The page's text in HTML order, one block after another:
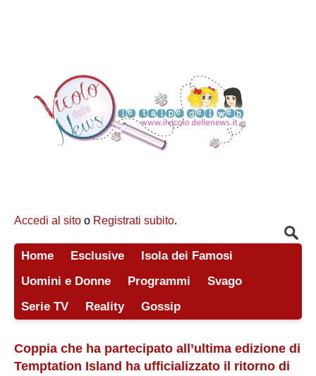
Accedi al sito o Registrati subito.
Home Esclusive
Isola dei Famosi
Uomini e Donne
Programmi
Svago
Serie TV
Reality Gossip
Coppia che ha partecipato all’ultima edizione di
Temptation Island ha ufficializzato il ritorno di